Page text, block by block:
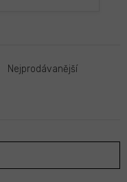
Nejprodávanější